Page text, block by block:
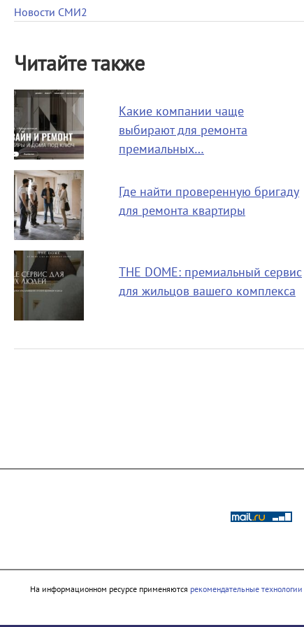
Новости СМИ2
Читайте также
Какие компании чаще
выбирают для ремонта
премиальных…
Где найти проверенную бригаду
для ремонта квартиры
THE DOME: премиальный сервис
для жильцов вашего комплекса
На информационном ресурсе применяются рекомендательные технологии